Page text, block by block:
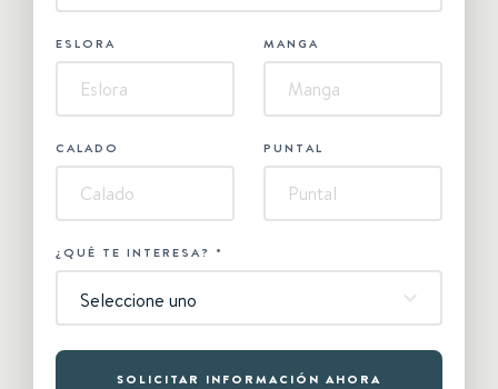
ESLORA MANGA
CALADO PUNTAL
¿QUÉ TE INTERESA? *
Seleccione uno
SOLICITAR INFORMACIÓN AHORA